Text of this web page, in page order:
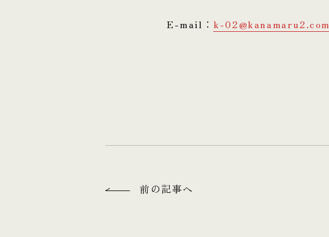
E-mail： k-02@kanamaru2.com
前の記事へ